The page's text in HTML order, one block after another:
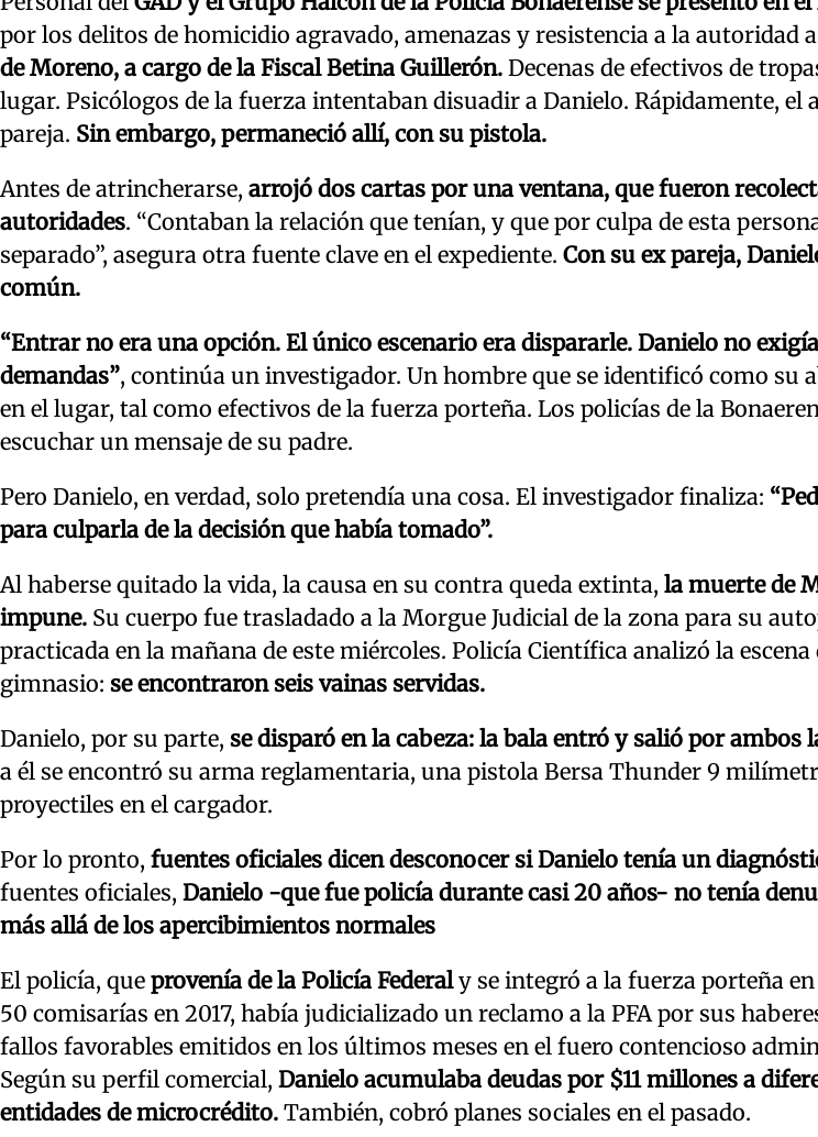
por los delitos de homicidio agravado, amenazas y resistencia a la autoridad
de Moreno, a cargo de la Fiscal Betina Guillerón. Decenas de efectivos de
lugar. Psicólogos de la fuerza intentaban disuadir a Danielo. Rápidamente, el
pareja. Sin embargo, permaneció allí, con su pistola.
Antes de atrincherarse, arrojó dos cartas por una ventana, que fueron
autoridades. “Contaban la relación que tenían, y que por culpa de esta
separado”, asegura otra fuente clave en el expediente. Con su ex pareja,
común.
“Entrar no era una opción. El único escenario era dispararle. Danielo no
demandas”, continúa un investigador. Un hombre que se identificó como su
en el lugar, tal como efectivos de la fuerza porteña. Los policías de la
escuchar un mensaje de su padre.
Pero Danielo, en verdad, solo pretendía una cosa. El investigador finaliza:
para culparla de la decisión que había tomado”.
Al haberse quitado la vida, la causa en su contra queda extinta, la muerte de
impune. Su cuerpo fue trasladado a la Morgue Judicial de la zona para su
practicada en la mañana de este miércoles. Policía Científica analizó la
gimnasio: se encontraron seis vainas servidas.
Danielo, por su parte, se disparó en la cabeza: la bala entró y salió por ambos
a él se encontró su arma reglamentaria, una pistola Bersa Thunder 9
proyectiles en el cargador.
Por lo pronto, fuentes oficiales dicen desconocer si Danielo tenía un
fuentes oficiales, Danielo -que fue policía durante casi 20 años- no tenía
más allá de los apercibimientos normales
El policía, que provenía de la Policía Federaly se integró a la fuerza porteña
50 comisarías en 2017, había judicializado un reclamo a la PFA por sus
fallos favorables emitidos en los últimos meses en el fuero contencioso
Según su perfil comercial, Danielo acumulaba deudas por $11 millones a
entidades de microcrédito. También, cobró planes sociales en el pasado.